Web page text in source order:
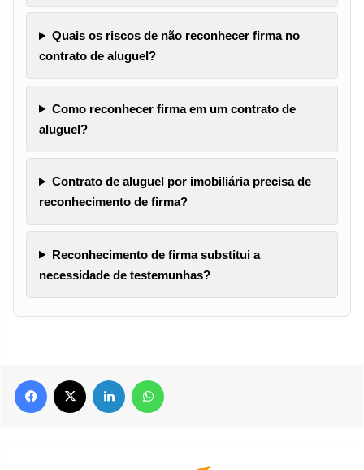
Quais os riscos de não reconhecer firma no
contrato de aluguel?
Como reconhecer firma em um contrato de
aluguel?
Contrato de aluguel por imobiliária precisa de
reconhecimento de firma?
Reconhecimento de firma substitui a
necessidade de testemunhas?
Facebook Linkedin